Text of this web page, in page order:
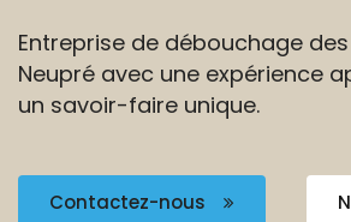
Entreprise de débouchage
Neupré avec une expérience
un savoir-faire unique.
Contactez-nous